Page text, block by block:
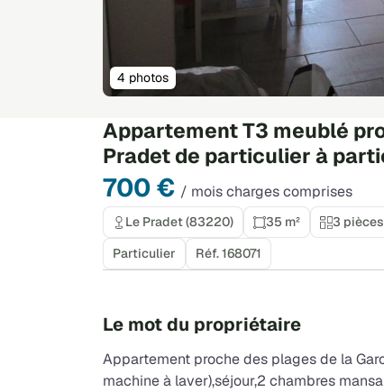
Appartement T3 meublé
Pradet de particulier à
700 € / mois charges comprises
4 photos
Le Pradet (83220) 35 m² 3 pièces
Particulier
Réf. 168071
Le mot du propriétaire
Appartement proche des plages de la
machine à laver),séjour,2 chambres